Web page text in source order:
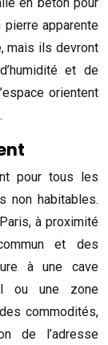
apparente
mais ils devront
et de
orientent
pour tous les
non habitables.
à proximité
et des
à une cave
ou une zone
commodités,
de l’adresse